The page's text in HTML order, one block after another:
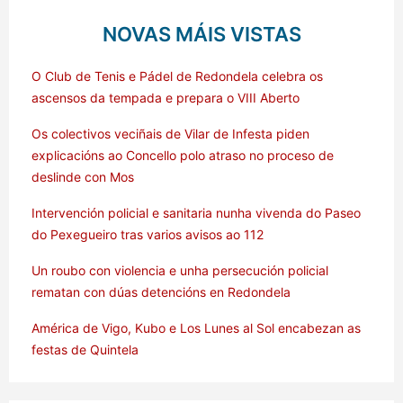
NOVAS MÁIS VISTAS
O Club de Tenis e Pádel de Redondela celebra os
ascensos da tempada e prepara o VIII Aberto
Os colectivos veciñais de Vilar de Infesta piden
explicacións ao Concello polo atraso no proceso de
deslinde con Mos
Intervención policial e sanitaria nunha vivenda do Paseo
do Pexegueiro tras varios avisos ao 112
Un roubo con violencia e unha persecución policial
rematan con dúas detencións en Redondela
América de Vigo, Kubo e Los Lunes al Sol encabezan as
festas de Quintela